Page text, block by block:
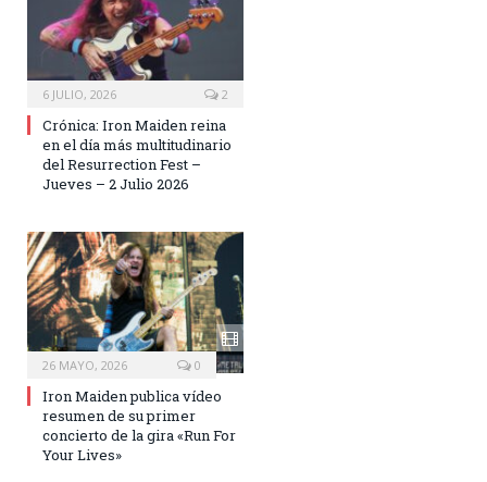
6 JULIO, 2026 2
Crónica: Iron Maiden reina
en el día más multitudinario
del Resurrection Fest –
Jueves – 2 Julio 2026
26 MAYO, 2026 0
Iron Maiden publica vídeo
resumen de su primer
concierto de la gira «Run For
Your Lives»